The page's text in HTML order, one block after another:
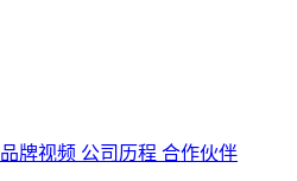
品牌视频 公司历程 合作伙伴